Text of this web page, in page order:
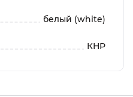
белый (white)
КНР